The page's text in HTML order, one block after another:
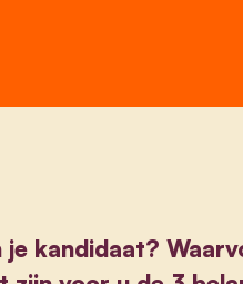
je kandidaat?